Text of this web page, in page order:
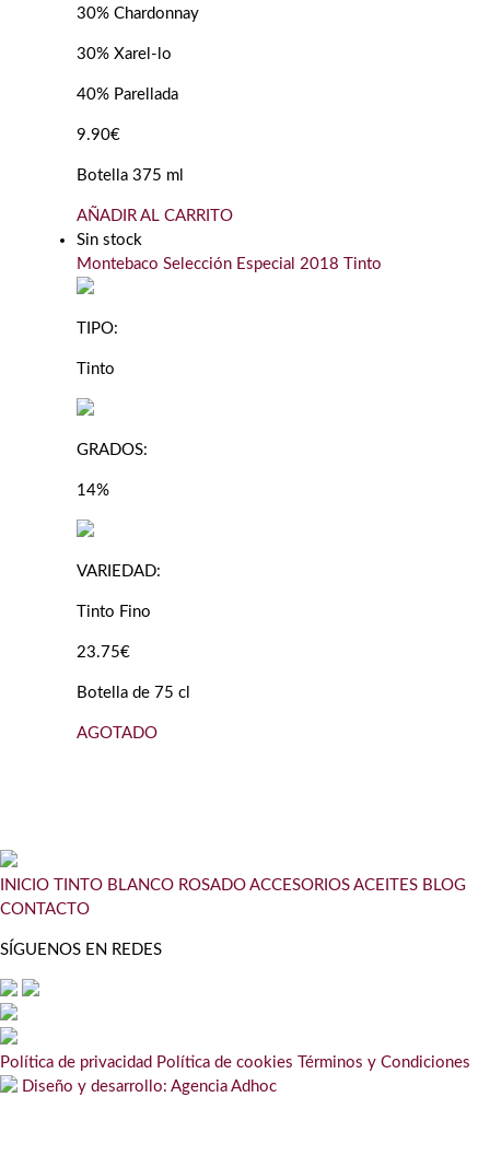
30% Chardonnay
30% Xarel-lo
40% Parellada
9.90€
Botella 375 ml
AÑADIR AL CARRITO
Sin stock
Montebaco Selección Especial 2018 Tinto
TIPO:
Tinto
GRADOS:
14%
VARIEDAD:
Tinto Fino
23.75€
Botella de 75 cl
AGOTADO
INICIO TINTO BLANCO ROSADO ACCESORIOS ACEITES BLOG
CONTACTO
SÍGUENOS EN REDES
Política de privacidad Política de cookies Términos y Condiciones
Diseño y desarrollo: Agencia Adhoc